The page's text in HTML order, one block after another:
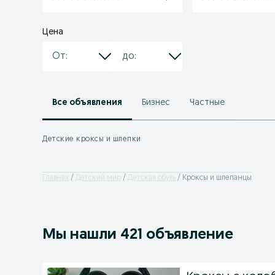
Цена
Все объявления Бизнес Частные
Детские кроксы и шлепки
Главная Детский мир Детская обувь Кроксы и шлепанцы
Мы нашли 421 объявление